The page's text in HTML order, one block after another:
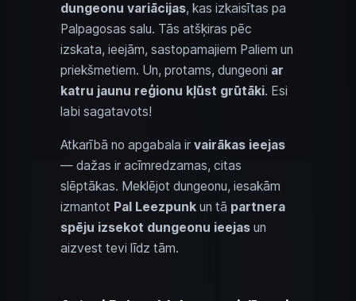
dungeonu variācijas, kas izkaisītas pa
Palpagosas salu. Tās atšķiras pēc
izskata, ieejām, sastopamajiem Paliem un
priekšmetiem. Un, protams, dungeoni ar
katru jaunu reģionu kļūst grūtāki. Esi
labi sagatavots!
Atkarībā no apgabala ir vairākas ieejas
— dažas ir acīmredzamas, citas
slēptākas. Meklējot dungeonu, iesakām
izmantot Pal Leezpunk un tā partnera
spēju izsekot dungeonu ieejas un
aizvest tevi līdz tām.